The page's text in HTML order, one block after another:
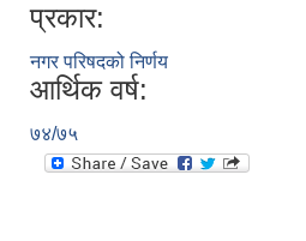
प्रकार:
नगर परिषदको निर्णय
आर्थिक वर्ष:
७४/७५